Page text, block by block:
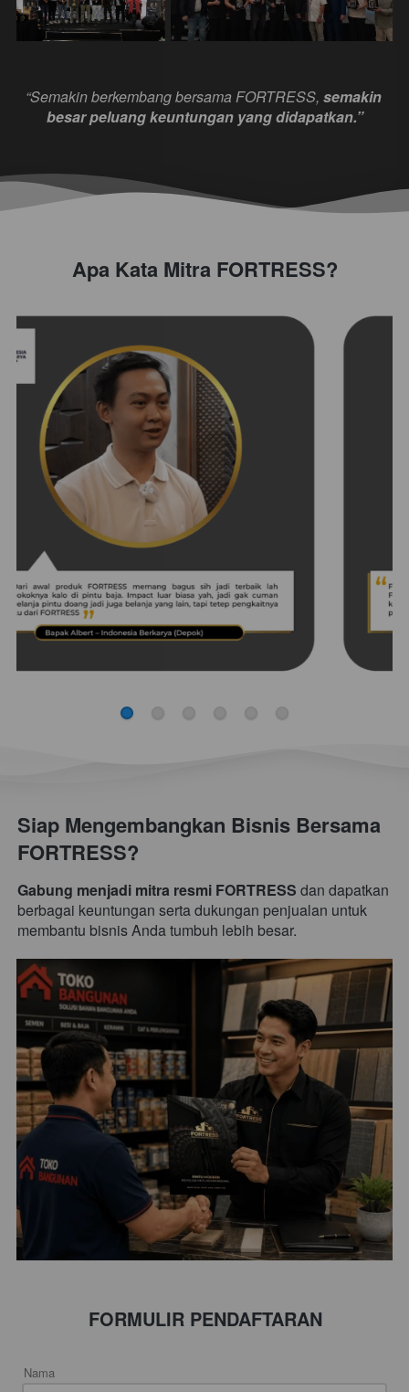
“Semakin berkembang bersama FORTRESS, semakin
besar peluang keuntungan yang didapatkan.”
Apa Kata Mitra FORTRESS?
Siap Mengembangkan Bisnis Bersama
FORTRESS?
Gabung menjadi mitra resmi FORTRESS dan dapatkan
berbagai keuntungan serta dukungan penjualan untuk
membantu bisnis Anda tumbuh lebih besar.
FORMULIR PENDAFTARAN
Nama